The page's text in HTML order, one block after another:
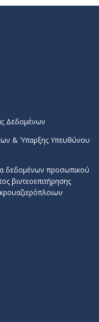
Δεδομένων
& Ύπαρξης Υπευθύνου
δεδομένων προσωπικού
βιντεοεπιτήρησης